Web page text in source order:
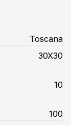
Toscana
30X30
10
100